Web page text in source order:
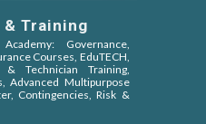
Training
Governance,
Courses, EduTECH,
Technician Training,
Advanced Multipurpose
Contingencies, Risk &